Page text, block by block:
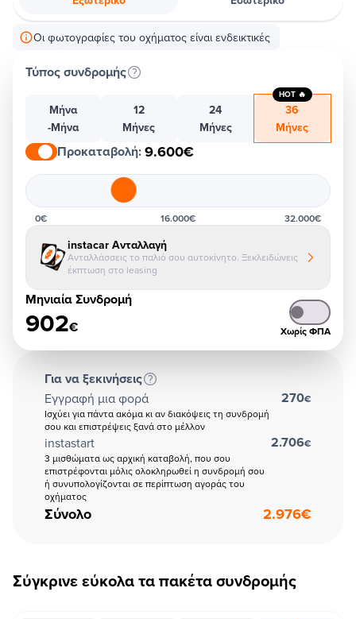
Οι φωτογραφίες του οχήματος είναι ενδεικτικές
Τύπος συνδρομής
Μήνα
-Μήνα
12
Μήνες
24
Μήνες
36
Μήνες
HOT 🔥
Προκαταβολή:9.600€
0€ 16.000€ 32.000€
instacar Ανταλλαγή
Ανταλλάσσεις το παλιό σου αυτοκίνητο. Ξεκλειδώνεις
έκπτωση στο leasing
Μηνιαία Συνδρομή
902€ Χωρίς ΦΠΑ
Για να ξεκινήσεις
Εγγραφή μια φορά
Ισχύει για πάντα ακόμα κι αν διακόψεις τη συνδρομή
σου και επιστρέψεις ξανά στο μέλλον
270€
instastart
3 μισθώματα ως αρχική καταβολή, που σου
επιστρέφονται μόλις ολοκληρωθεί η συνδρομή σου
ή συνυπολογίζονται σε περίπτωση αγοράς του
οχήματος
2.706€
Σύνολο 2.976€
Σύγκρινε εύκολα τα πακέτα συνδρομής